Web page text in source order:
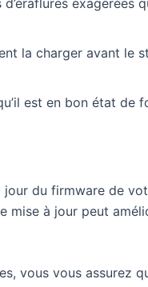
la charger avant le
est en bon état de
du firmware de
mise à jour peut
vous vous assurez